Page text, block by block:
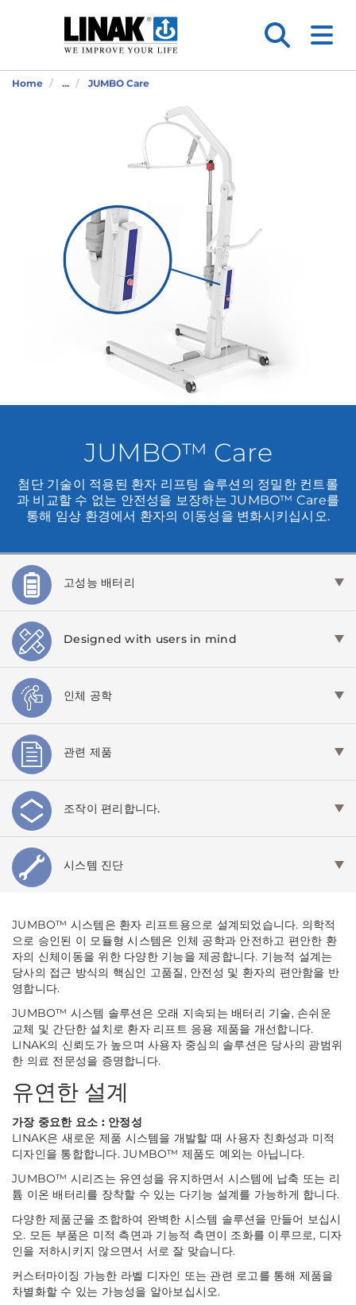
Home ... JUMBO Care
JUMBO™ Care
첨단 기술이 적용된 환자 리프팅 솔루션의 정밀한 컨트롤
과 비교할 수 없는 안전성을 보장하는 JUMBO™ Care를
통해 임상 환경에서 환자의 이동성을 변화시키십시오.
고성능 배터리
Designed with users in mind
인체 공학
관련 제품
조작이 편리합니다.
시스템 진단
JUMBO™ 시스템은 환자 리프트용으로 설계되었습니다. 의학적
으로 승인된 이 모듈형 시스템은 인체 공학과 안전하고 편안한 환
자의 신체이동을 위한 다양한 기능을 제공합니다. 기능적 설계는
당사의 접근 방식의 핵심인 고품질, 안전성 및 환자의 편안함을 반
영합니다.
JUMBO™ 시스템 솔루션은 오래 지속되는 배터리 기술, 손쉬운
교체 및 간단한 설치로 환자 리프트 응용 제품을 개선합니다.
LINAK의 신뢰도가 높으며 사용자 중심의 솔루션은 당사의 광범위
한 의료 전문성을 증명합니다.
유연한 설계
가장 중요한 요소 : 안정성
LINAK은 새로운 제품 시스템을 개발할 때 사용자 친화성과 미적
디자인을 통합합니다. JUMBO™ 제품도 예외는 아닙니다.
JUMBO™ 시리즈는 유연성을 유지하면서 시스템에 납축 또는 리
튬 이온 배터리를 장착할 수 있는 다기능 설계를 가능하게 합니다.
다양한 제품군을 조합하여 완벽한 시스템 솔루션을 만들어 보십시
오. 모든 부품은 미적 측면과 기능적 측면이 조화를 이루므로, 디자
인을 저하시키지 않으면서 서로 잘 맞습니다.
커스터마이징 가능한 라벨 디자인 또는 관련 로고를 통해 제품을
차별화할 수 있는 가능성을 알아보십시오.